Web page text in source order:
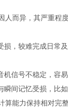
人而异，其严重程
损，较难完成日常
机信号不稳定，容
瞬间记忆受损，比
算能力保持相对完